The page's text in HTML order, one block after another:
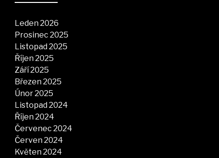
Leden 2026
Prosinec 2025
Listopad 2025
Říjen 2025
Září 2025
Březen 2025
Únor 2025
Listopad 2024
Říjen 2024
Červenec 2024
Červen 2024
Květen 2024